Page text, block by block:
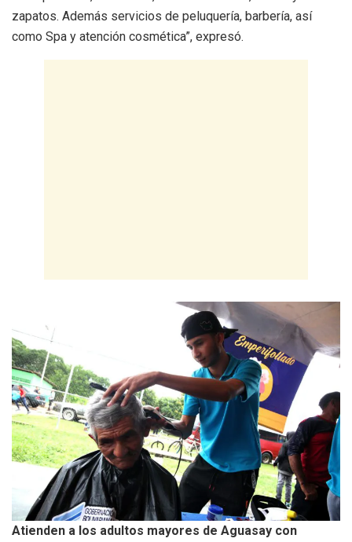
zapatos. Además servicios de peluquería, barbería, así
como Spa y atención cosmética”, expresó.
Atienden a los adultos mayores de Aguasay con